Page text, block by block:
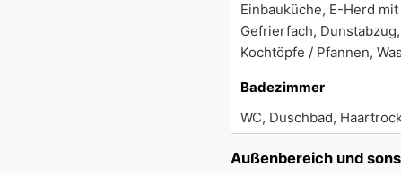
Einbauküche, E-Herd
Gefrierfach,
Kochtöpfe / Pfannen,
Badezimmer
WC, Duschbad,
Außenbereich und